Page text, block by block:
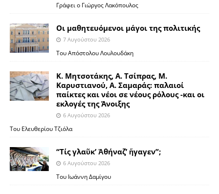
Γράφει ο Γιώργος Λακόπουλος
Οι μαθητευόμενοι μάγοι της πολιτικής
7 Αυγούστου 2026
Του Απόστολου Λουλουδάκη
Κ. Μητσοτάκης, Α. Τσίπρας, Μ.
Καρυστιανού, Α. Σαμαράς: παλαιοί
παίκτες και νέοι σε νέους ρόλους -και οι
εκλογές της Άνοιξης
6 Αυγούστου 2026
Του Ελευθερίου Τζιόλα
“Τίς γλαῦκ’ Ἀθήναζ’ ἤγαγεν”;
6 Αυγούστου 2026
Του Ιωάννη Δαμίγου